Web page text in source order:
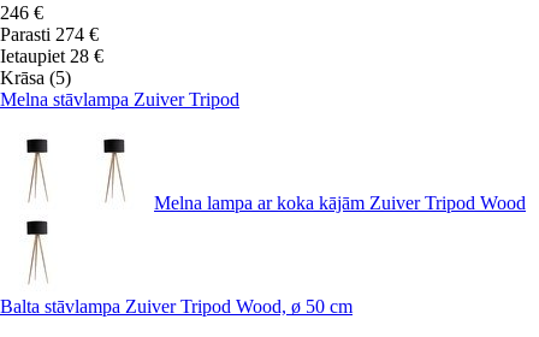
246 €
Parasti 274 €
Ietaupiet 28 €
Krāsa (5)
Melna stāvlampa Zuiver Tripod
Melna lampa ar koka kājām Zuiver Tripod Wood
Balta stāvlampa Zuiver Tripod Wood, ø 50 cm